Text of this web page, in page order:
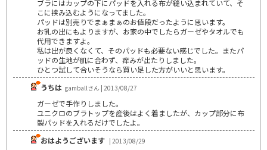
ブラにはカップの下にパッドを入れる布が縫い込まれていて、そ
こに挟み込むようになってました。
パッドは別売りでまぁまぁのお値段だったように思います。
お乳の出にもよりますが、お家の中でしたらガーゼやタオルでも
代用できますよ。
私は出が良くなくて、そのパッドも必要ない感じでした。またパ
ッドの生地が肌に合わず、痒みが出たりしました。
ひとつ試して合いそうなら買い足した方がいいと思います。
うちは gamballさん | 2013/08/27
ガーゼで手作りしました。
ユニクロのブラトップを産後はよく着ましたが、カップ部分に布
製パッドを入れるだけでしたよ。
おはようございます | 2013/08/29